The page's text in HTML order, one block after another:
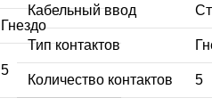
Гнездо
5
Кабельный ввод
Тип контактов
Количество контактов 5